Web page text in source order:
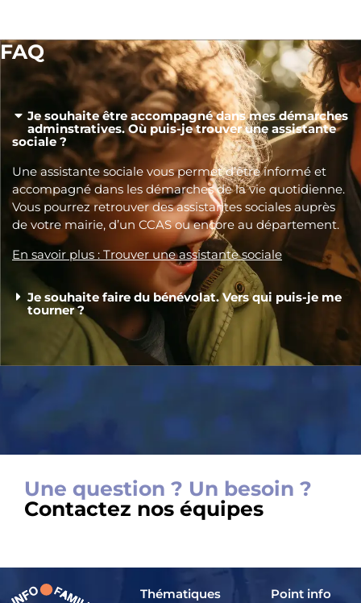
FAQ
Je souhaite être accompagné dans mes démarches
adminstratives. Où puis-je trouver une assistante
sociale ?
Une assistante sociale vous permet d’être informé et
accompagné dans les démarches de la vie quotidienne.
Vous pourrez retrouver des assistantes sociales auprès
de votre mairie, d’un CCAS ou encore au département.
En savoir plus : Trouver une assistante sociale
Je souhaite faire du bénévolat. Vers qui puis-je me
tourner ?
Une question ? Un besoin ?
Contactez nos équipes
Thématiques
Point info